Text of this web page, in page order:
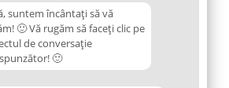
suntem încântați să vă
🙂 Vă rugăm să faceți clic pe
de conversație
🙂